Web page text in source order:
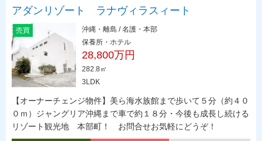
アダンリゾート ラナヴィラスィート
売買
沖縄・離島 / 名護・本部
保養所・ホテル
28,800万円
282.8㎡
3LDK
【オーナーチェンジ物件】美ら海水族館まで歩いて５分（約４０
０ｍ）ジャングリア沖縄まで車で約１８分・今後も成長し続ける
リゾート観光地 本部町！ お問合せお気軽にどうぞ！